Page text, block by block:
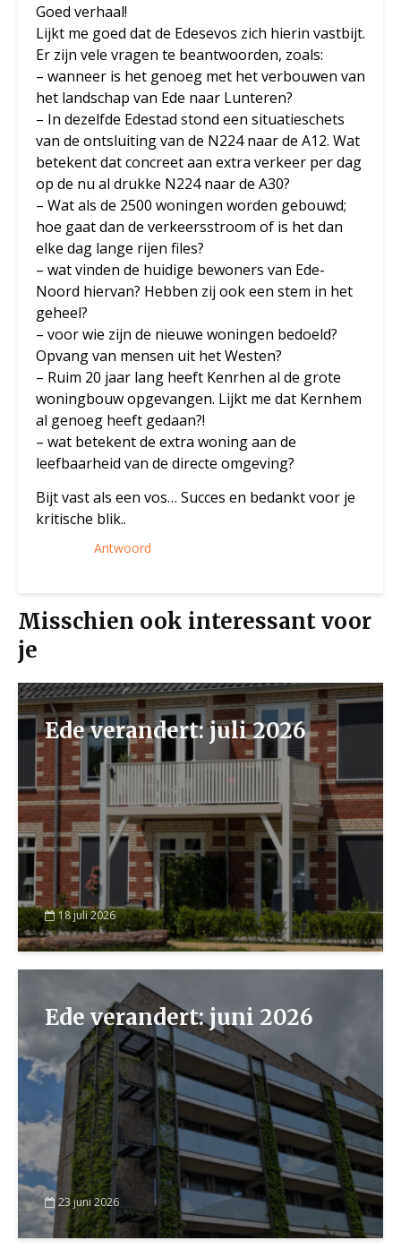
Goed verhaal!
Lijkt me goed dat de Edesevos zich hierin vastbijt.
Er zijn vele vragen te beantwoorden, zoals:
– wanneer is het genoeg met het verbouwen van
het landschap van Ede naar Lunteren?
– In dezelfde Edestad stond een situatieschets
van de ontsluiting van de N224 naar de A12. Wat
betekent dat concreet aan extra verkeer per dag
op de nu al drukke N224 naar de A30?
– Wat als de 2500 woningen worden gebouwd;
hoe gaat dan de verkeersstroom of is het dan
elke dag lange rijen files?
– wat vinden de huidige bewoners van Ede-
Noord hiervan? Hebben zij ook een stem in het
geheel?
– voor wie zijn de nieuwe woningen bedoeld?
Opvang van mensen uit het Westen?
– Ruim 20 jaar lang heeft Kenrhen al de grote
woningbouw opgevangen. Lijkt me dat Kernhem
al genoeg heeft gedaan?!
– wat betekent de extra woning aan de
leefbaarheid van de directe omgeving?
Bijt vast als een vos… Succes en bedankt voor je
kritische blik..
Antwoord
Misschien ook interessant voor
je
Ede verandert: juli 2026
18 juli 2026
Ede verandert: juni 2026
23 juni 2026